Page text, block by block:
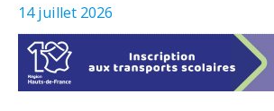
14 juillet 2026